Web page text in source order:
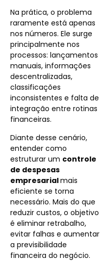
Na prática, o problema
raramente está apenas
nos números. Ele surge
principalmente nos
processos: lançamentos
manuais, informações
descentralizadas,
classificações
inconsistentes e falta de
integração entre rotinas
financeiras.
Diante desse cenário,
entender como
estruturar um controle
de despesas
empresarialmais
eficiente se torna
necessário. Mais do que
reduzir custos, o objetivo
é eliminar retrabalho,
evitar falhas e aumentar
a previsibilidade
financeira do negócio.